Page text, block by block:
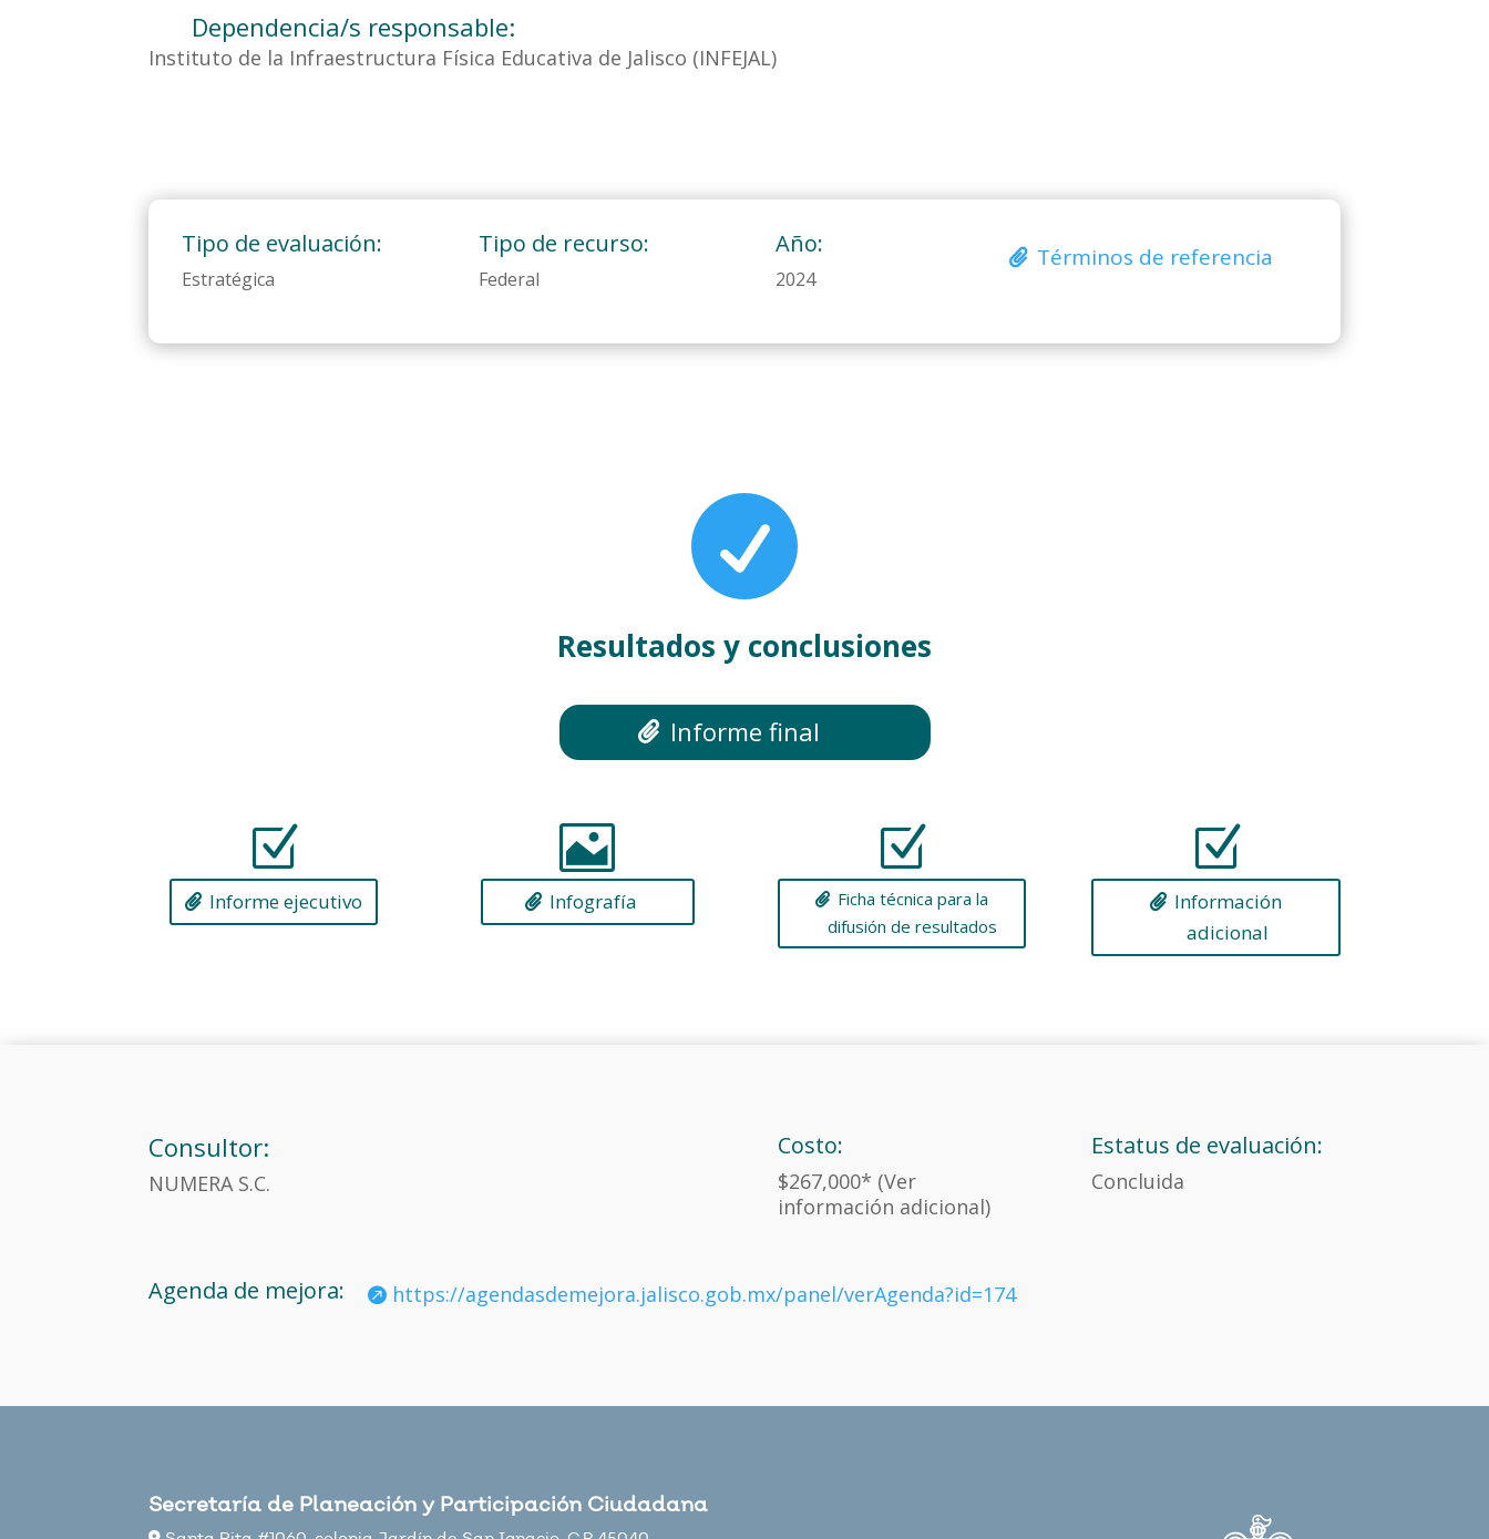
Dependencia/s responsable:
Instituto de la Infraestructura Física Educativa de Jalisco (INFEJAL)
Tipo de evaluación:
Estratégica
Tipo de recurso:
Federal
Año:
2024
Términos de referencia

Resultados y conclusiones
Informe final
Z
Informe ejecutivo

Infografía
Z
Ficha técnica para la
difusión de resultados
Z
Información
adicional
Consultor:
NUMERA S.C.
Costo:
$267,000* (Ver
información adicional)
Estatus de evaluación:
Concluida
Agenda de mejora: https://agendasdemejora.jalisco.gob.mx/panel/verAgenda?id=174
Secretaría de Planeación y Participación Ciudadana